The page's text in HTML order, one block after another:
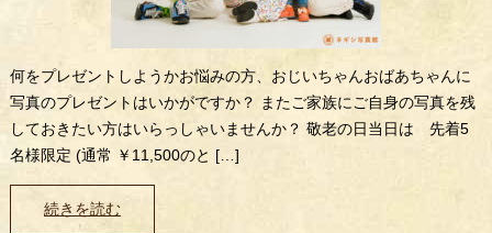
何をプレゼントしようかお悩みの方、おじいちゃんおばあちゃんに
写真のプレゼントはいかがですか？ またご家族にご自身の写真を残
しておきたい方はいらっしゃいませんか？ 敬老の日当日は 先着5
名様限定 (通常 ￥11,500のと […]
続きを読む